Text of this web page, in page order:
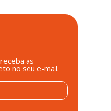
as
no seu e-mail.